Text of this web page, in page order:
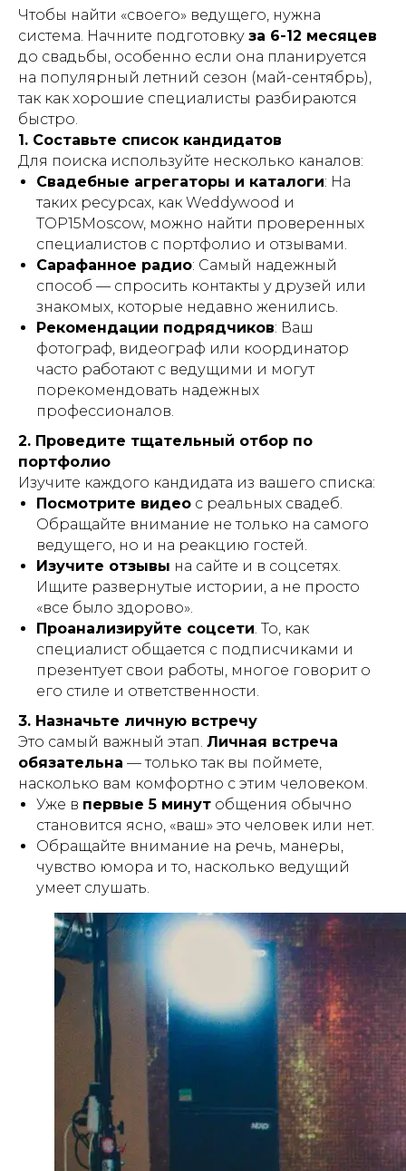
Чтобы найти «своего» ведущего, нужна
система. Начните подготовку за 6-12 месяцев
до свадьбы, особенно если она планируется
на популярный летний сезон (май-сентябрь),
так как хорошие специалисты разбираются
быстро.
1. Составьте список кандидатов
Для поиска используйте несколько каналов:
Свадебные агрегаторы и каталоги: На
таких ресурсах, как Weddywood и
TOP15Moscow, можно найти проверенных
специалистов с портфолио и отзывами.
Сарафанное радио: Самый надежный
способ — спросить контакты у друзей или
знакомых, которые недавно женились.
Рекомендации подрядчиков: Ваш
фотограф, видеограф или координатор
часто работают с ведущими и могут
порекомендовать надежных
профессионалов.
2. Проведите тщательный отбор по
портфолио
Изучите каждого кандидата из вашего списка:
Посмотрите видео с реальных свадеб.
Обращайте внимание не только на самого
ведущего, но и на реакцию гостей.
Изучите отзывы на сайте и в соцсетях.
Ищите развернутые истории, а не просто
«все было здорово».
Проанализируйте соцсети. То, как
специалист общается с подписчиками и
презентует свои работы, многое говорит о
его стиле и ответственности.
3. Назначьте личную встречу
Это самый важный этап. Личная встреча
обязательна — только так вы поймете,
насколько вам комфортно с этим человеком.
Уже в первые 5 минут общения обычно
становится ясно, «ваш» это человек или нет.
Обращайте внимание на речь, манеры,
чувство юмора и то, насколько ведущий
умеет слушать.